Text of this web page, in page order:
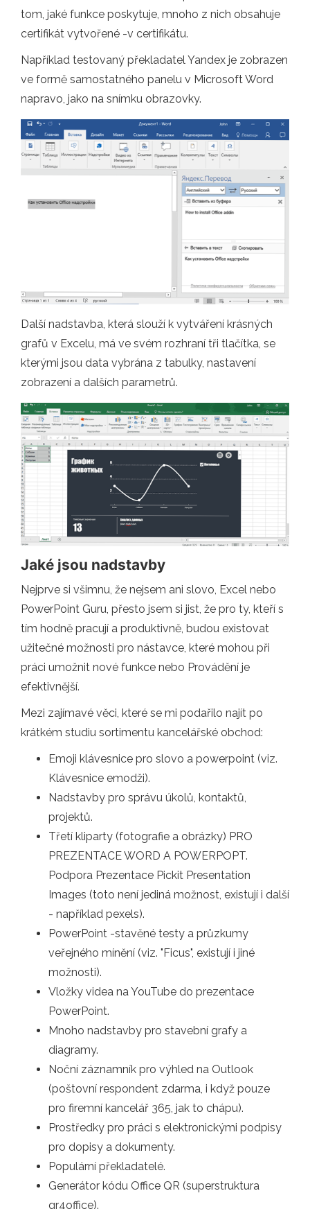
tom, jaké funkce poskytuje, mnoho z nich obsahuje
certifikát vytvořené -v certifikátu.
Například testovaný překladatel Yandex je zobrazen
ve formě samostatného panelu v Microsoft Word
napravo, jako na snímku obrazovky.
Další nadstavba, která slouží k vytváření krásných
grafů v Excelu, má ve svém rozhraní tři tlačítka, se
kterými jsou data vybrána z tabulky, nastavení
zobrazení a dalších parametrů.
Jaké jsou nadstavby
Nejprve si všimnu, že nejsem ani slovo, Excel nebo
PowerPoint Guru, přesto jsem si jist, že pro ty, kteří s
tím hodně pracují a produktivně, budou existovat
užitečné možnosti pro nástavce, které mohou při
práci umožnit nové funkce nebo Provádění je
efektivnější.
Mezi zajímavé věci, které se mi podařilo najít po
krátkém studiu sortimentu kancelářské obchod:
Emoji klávesnice pro slovo a powerpoint (viz.
Klávesnice emodži).
Nadstavby pro správu úkolů, kontaktů,
projektů.
Třetí kliparty (fotografie a obrázky) PRO
PREZENTACE WORD A POWERPOPT.
Podpora Prezentace Pickit Presentation
Images (toto není jediná možnost, existují i ​​další
- například pexels).
PowerPoint -stavěné testy a průzkumy
veřejného mínění (viz. "Ficus", existují i ​​jiné
možnosti).
Vložky videa na YouTube do prezentace
PowerPoint.
Mnoho nadstavby pro stavební grafy a
diagramy.
Noční záznamník pro výhled na Outlook
(poštovní respondent zdarma, i když pouze
pro firemní kancelář 365, jak to chápu).
Prostředky pro práci s elektronickými podpisy
pro dopisy a dokumenty.
Populární překladatelé.
Generátor kódu Office QR (superstruktura
qr4office).